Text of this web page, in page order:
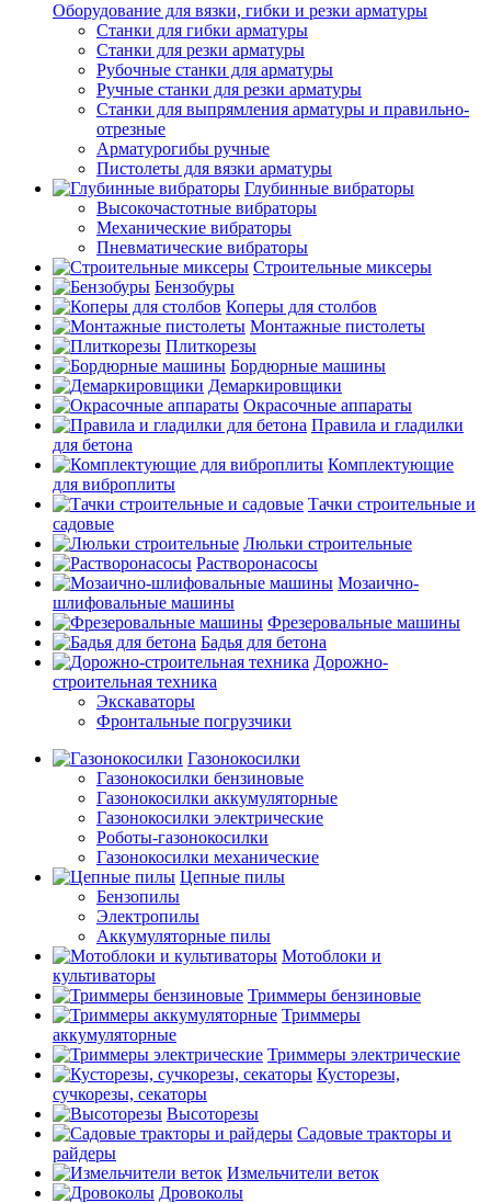
Оборудование для вязки, гибки и резки арматуры
Станки для гибки арматуры
Станки для резки арматуры
Рубочные станки для арматуры
Ручные станки для резки арматуры
Станки для выпрямления арматуры и правильно-
отрезные
Арматурогибы ручные
Пистолеты для вязки арматуры
Глубинные вибраторы
Высокочастотные вибраторы
Механические вибраторы
Пневматические вибраторы
Строительные миксеры
Бензобуры
Коперы для столбов
Монтажные пистолеты
Плиткорезы
Бордюрные машины
Демаркировщики
Окрасочные аппараты
Правила и гладилки
для бетона
Комплектующие
для виброплиты
Тачки строительные и
садовые
Люльки строительные
Растворонасосы
Мозаично-
шлифовальные машины
Фрезеровальные машины
Бадья для бетона
Дорожно-
строительная техника
Экскаваторы
Фронтальные погрузчики
Газонокосилки
Газонокосилки бензиновые
Газонокосилки аккумуляторные
Газонокосилки электрические
Роботы-газонокосилки
Газонокосилки механические
Цепные пилы
Бензопилы
Электропилы
Аккумуляторные пилы
Мотоблоки и
культиваторы
Триммеры бензиновые
Триммеры
аккумуляторные
Триммеры электрические
Кусторезы,
сучкорезы, секаторы
Высоторезы
Садовые тракторы и
райдеры
Измельчители веток
Дровоколы